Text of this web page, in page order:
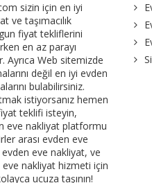
sizin için en iyi
ve taşımacılık
fiyat tekliflerini
en az parayı
Ayrıca Web sitemizde
değil en iyi evden
bulabilirsiniz.
istiyorsanız hemen
teklifi isteyin,
eve nakliyat platformu
arası evden eve
eve nakliyat, ve
nakliyat hizmeti için
ucuza taşının!